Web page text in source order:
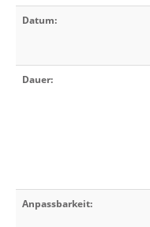
Datum:
Dauer:
Anpassbarkeit: